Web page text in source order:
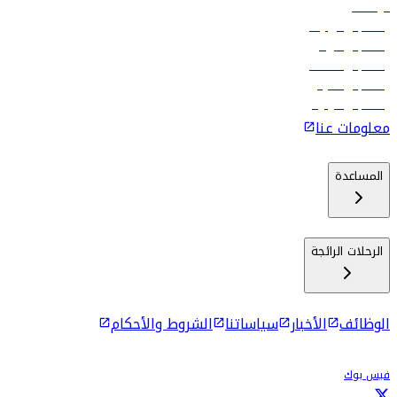
الوظائف
رحلات إلى تبيليسي
رحلات إلى الرياض
رحلات إلى مسقط
رحلات إلى ماليه
رحلات إلى كولومبو
معلومات عنا
المساعدة
الرحلات الرائجة
الوظائف الأخبار سياساتنا الشروط والأحكام
فيس بوك